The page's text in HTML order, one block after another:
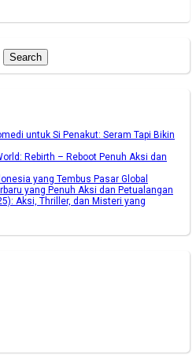
Search
untuk Si Penakut: Seram Tapi Bikin
Rebirth – Reboot Penuh Aksi dan
yang Tembus Pasar Global
yang Penuh Aksi dan Petualangan
Aksi, Thriller, dan Misteri yang